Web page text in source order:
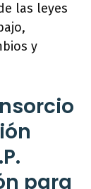
las leyes
y
para